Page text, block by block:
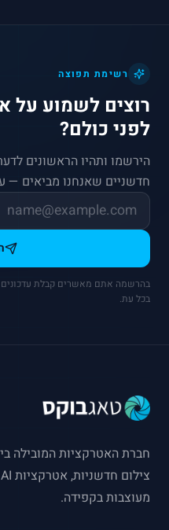
רשימת תפוצה
רוצים לשמוע על
לפני כולם?
הירשמו ותהיו הראשונים
חדשניים שאנחנו מביאים —
בכל עת.
חברת האטרקציות המובילה
מעוצבות בקפידה.